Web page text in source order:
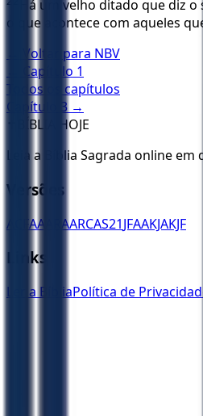
Há um velho ditado que diz
o que acontece com aqueles
← Voltar para NBV
← Capítulo 1
Todos os capítulos
Capítulo
3 →
BÍBLIA HOJE
Leia a Bíblia Sagrada online
Versões
ACFAA ARAARCAS21JFAAKJAKJF
Links
Ler a BíbliaPolítica de